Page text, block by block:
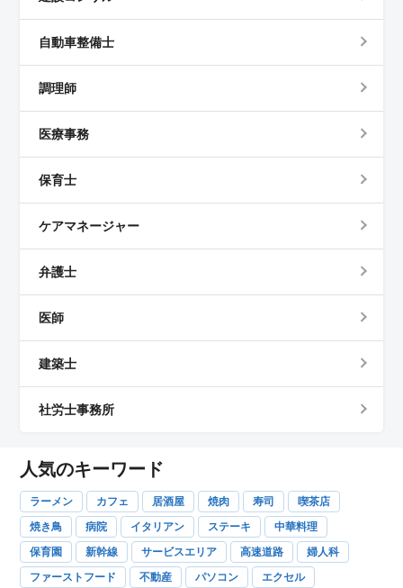
自動車整備士
調理師
医療事務
保育士
ケアマネージャー
弁護士
医師
建築士
社労士事務所
人気のキーワード
ラーメン カフェ 居酒屋 焼肉 寿司
喫茶店
焼き鳥
病院 イタリアン ステーキ
中華料理
保育園
新幹線 サービスエリア 高速道路
婦人科
ファーストフード
不動産 パソコン
エクセル